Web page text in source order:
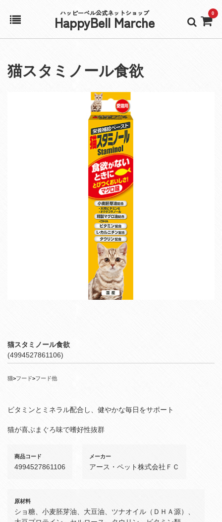
ハッピーベル公式ネットショップ
HappyBell Marche 0
アカウント
猫スタミノール食欲
猫スタミノール食欲
(4994527861106)
猫>フード>フード他
ビタミンとミネラル配合し、健やかな毎日をサポート
猫が喜ぶまぐろ味で嗜好性抜群
商品コード
4994527861106
メーカー
アース・ペット株式会社ＦＣ
原材料
ショ糖、小麦胚芽油、大豆油、ツナオイル（ＤＨＡ源）、